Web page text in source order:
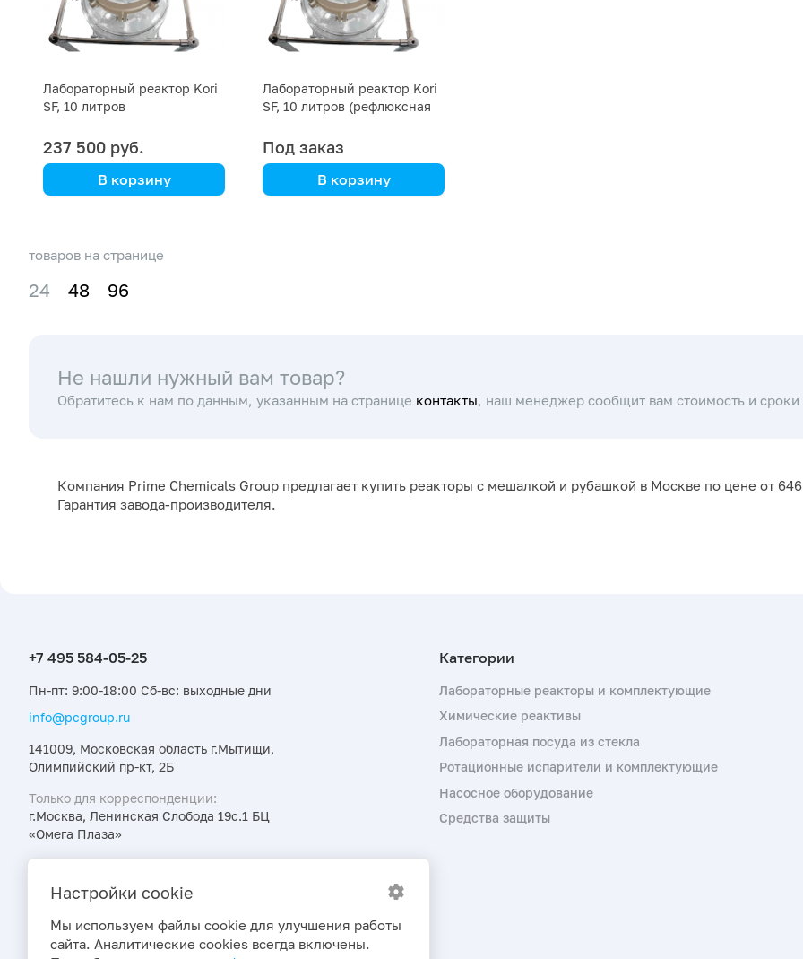
Лабораторный реактор Kori
SF, 10 литров
237 500 руб.
В корзину
Лабораторный реактор Kori
SF, 10 литров (рефлюксная
Под заказ
В корзину
товаров на странице
24 48 96
Не нашли нужный вам товар?
Обратитесь к нам по данным, указанным на странице контакты, наш менеджер сообщит вам стоимость и сроки
Компания Prime Chemicals Group предлагает купить реакторы с мешалкой и рубашкой в Москве по цене от
Гарантия завода-производителя.
Пн-пт: 9:00-18:00 Сб-вс: выходные дни
info@pcgroup.ru
141009, Московская область г.Мытищи,
Олимпийский пр-кт, 2Б
Только для корреспонденции:
г.Москва, Ленинская Слобода 19с.1 БЦ
«Омега Плаза»
акциях и новостях первыми
Лабораторные реакторы и комплектующие
Химические реактивы
Лабораторная посуда из стекла
Ротационные испарители и комплектующие
Насосное оборудование
Средства защиты
Настройки cookie
Мы используем файлы cookie для улучшения работы
сайта. Аналитические cookies всегда включены.